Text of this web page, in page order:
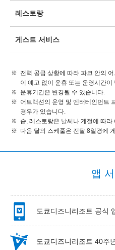
레스토랑
게스트 서비스
전력 공급 상황에 따라 파크 안의
이 예고 없이 운휴 또는 운영시간
운휴기간은 변경될 수 있습니다.
어트랙션의 운영 및 엔터테인먼트
경우가 있습니다.
숍, 레스토랑은 날씨나 계절에 따
다음 달의 스케줄은 전달 8일경에
앱
도쿄디즈니리조트 공식
도쿄디즈니리조트 40주